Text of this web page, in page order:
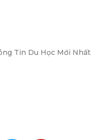
Tin Du Học Mới Nhất